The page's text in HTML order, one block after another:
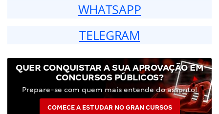
WHATSAPP
TELEGRAM
QUER CONQUISTAR A SUA APROVAÇÃO EM
CONCURSOS PÚBLICOS?
Prepare-se com quem mais entende do assunto!
COMECE A ESTUDAR NO GRAN CURSOS